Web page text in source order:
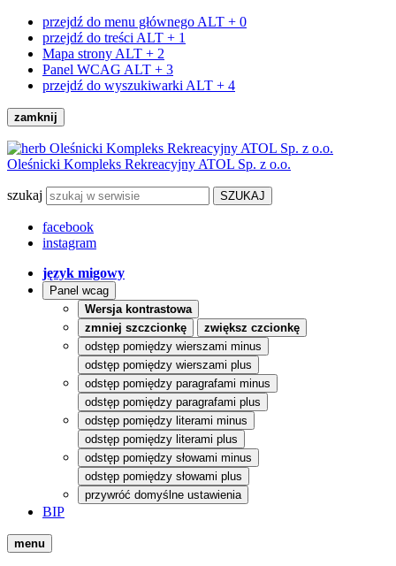
przejdź do menu głównego ALT + 0
przejdź do treści ALT + 1
Mapa strony ALT + 2
Panel WCAG ALT + 3
przejdź do wyszukiwarki ALT + 4
zamknij
Oleśnicki Kompleks Rekreacyjny ATOL Sp. z o.o.
szukaj
facebook
instagram
język migowy
Panel wcag
Wersja kontrastowa
zmniej szczcionkę
zwiększ czcionkę
odstęp pomiędzy wierszami minus
odstęp pomiędzy wierszami plus
odstęp pomiędzy paragrafami minus
odstęp pomiędzy paragrafami plus
odstęp pomiędzy literami minus
odstęp pomiędzy literami plus
odstęp pomiędzy słowami minus
odstęp pomiędzy słowami plus
przywróć domyślne ustawienia
BIP
menu